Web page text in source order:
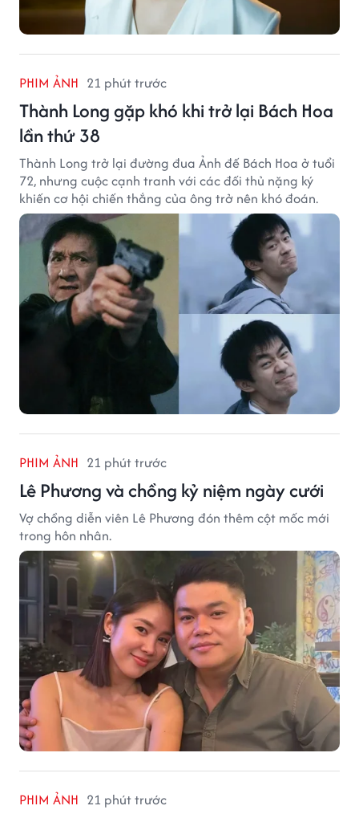
PHIM ẢNH 21 phút trước
Thành Long gặp khó khi trở lại Bách Hoa
lần thứ 38
Thành Long trở lại đường đua Ảnh đế Bách Hoa ở tuổi
72, nhưng cuộc cạnh tranh với các đối thủ nặng ký
khiến cơ hội chiến thắng của ông trở nên khó đoán.
PHIM ẢNH 21 phút trước
Lê Phương và chồng kỷ niệm ngày cưới
Vợ chồng diễn viên Lê Phương đón thêm cột mốc mới
trong hôn nhân.
PHIM ẢNH 21 phút trước